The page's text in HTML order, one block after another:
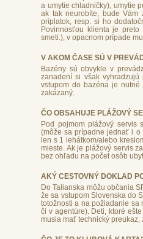
a umytie chladničky), umytie
ak tak neurobíte, bude Vám
príplatok, resp. si ho
Povinnosťou klienta je
smeti.), v opacnom prípade
V AKOM ČASE SÚ V
Bazény sú obvykle v
zariadení si však
vstupom do bazéna je
zakázaný.
ČO OBSAHUJE PLÁŽOVÝ
Pod pojmom plážový servis
(môže sa prípadne jednať i o
len s 1 lehátkom/alebo
mieste. Ak je plážový servis
bez ohľadu na počet osôb
AKÝ CESTOVNÝ DOKLAD
Do Talianska môžu občania
že sa vstupom Slovenska do
totožnosti a na požiadanie sa
či v agentúre). Deti, ktoré
musia mať technický preukaz,